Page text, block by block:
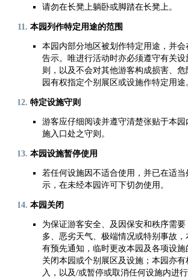
请勿在长凳上躺卧或脚踏在长凳上。
本园列作特定用途的范围
本园内部分地区被划作特定用途，并
告示。唯进行活动时亦必须遵守有关设
则，以及不会对其他游客构成损害、危
园有权指定个别展区或设施作特定用途
特定设施守则
游客应仔细阅读并遵守清楚张贴于本
施入口处之守则。
本园设施暂停使用
若任何设施因不适合使用，并已在适
示，在未经本园许可下切勿使用。
本园关闭
为保证游客安全、及因保安和秩序需要
多、恶劣天气、极端情况或特别事故
有预先通知，临时更改本园及各项设施
关闭本园或个别展区及设施；本园亦
入，以及/或暂停或取消任何设施内进行